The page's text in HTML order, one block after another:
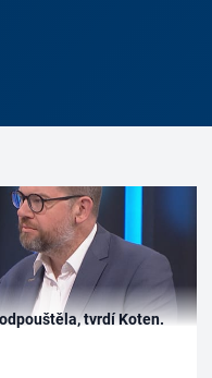
tvrdí Koten.